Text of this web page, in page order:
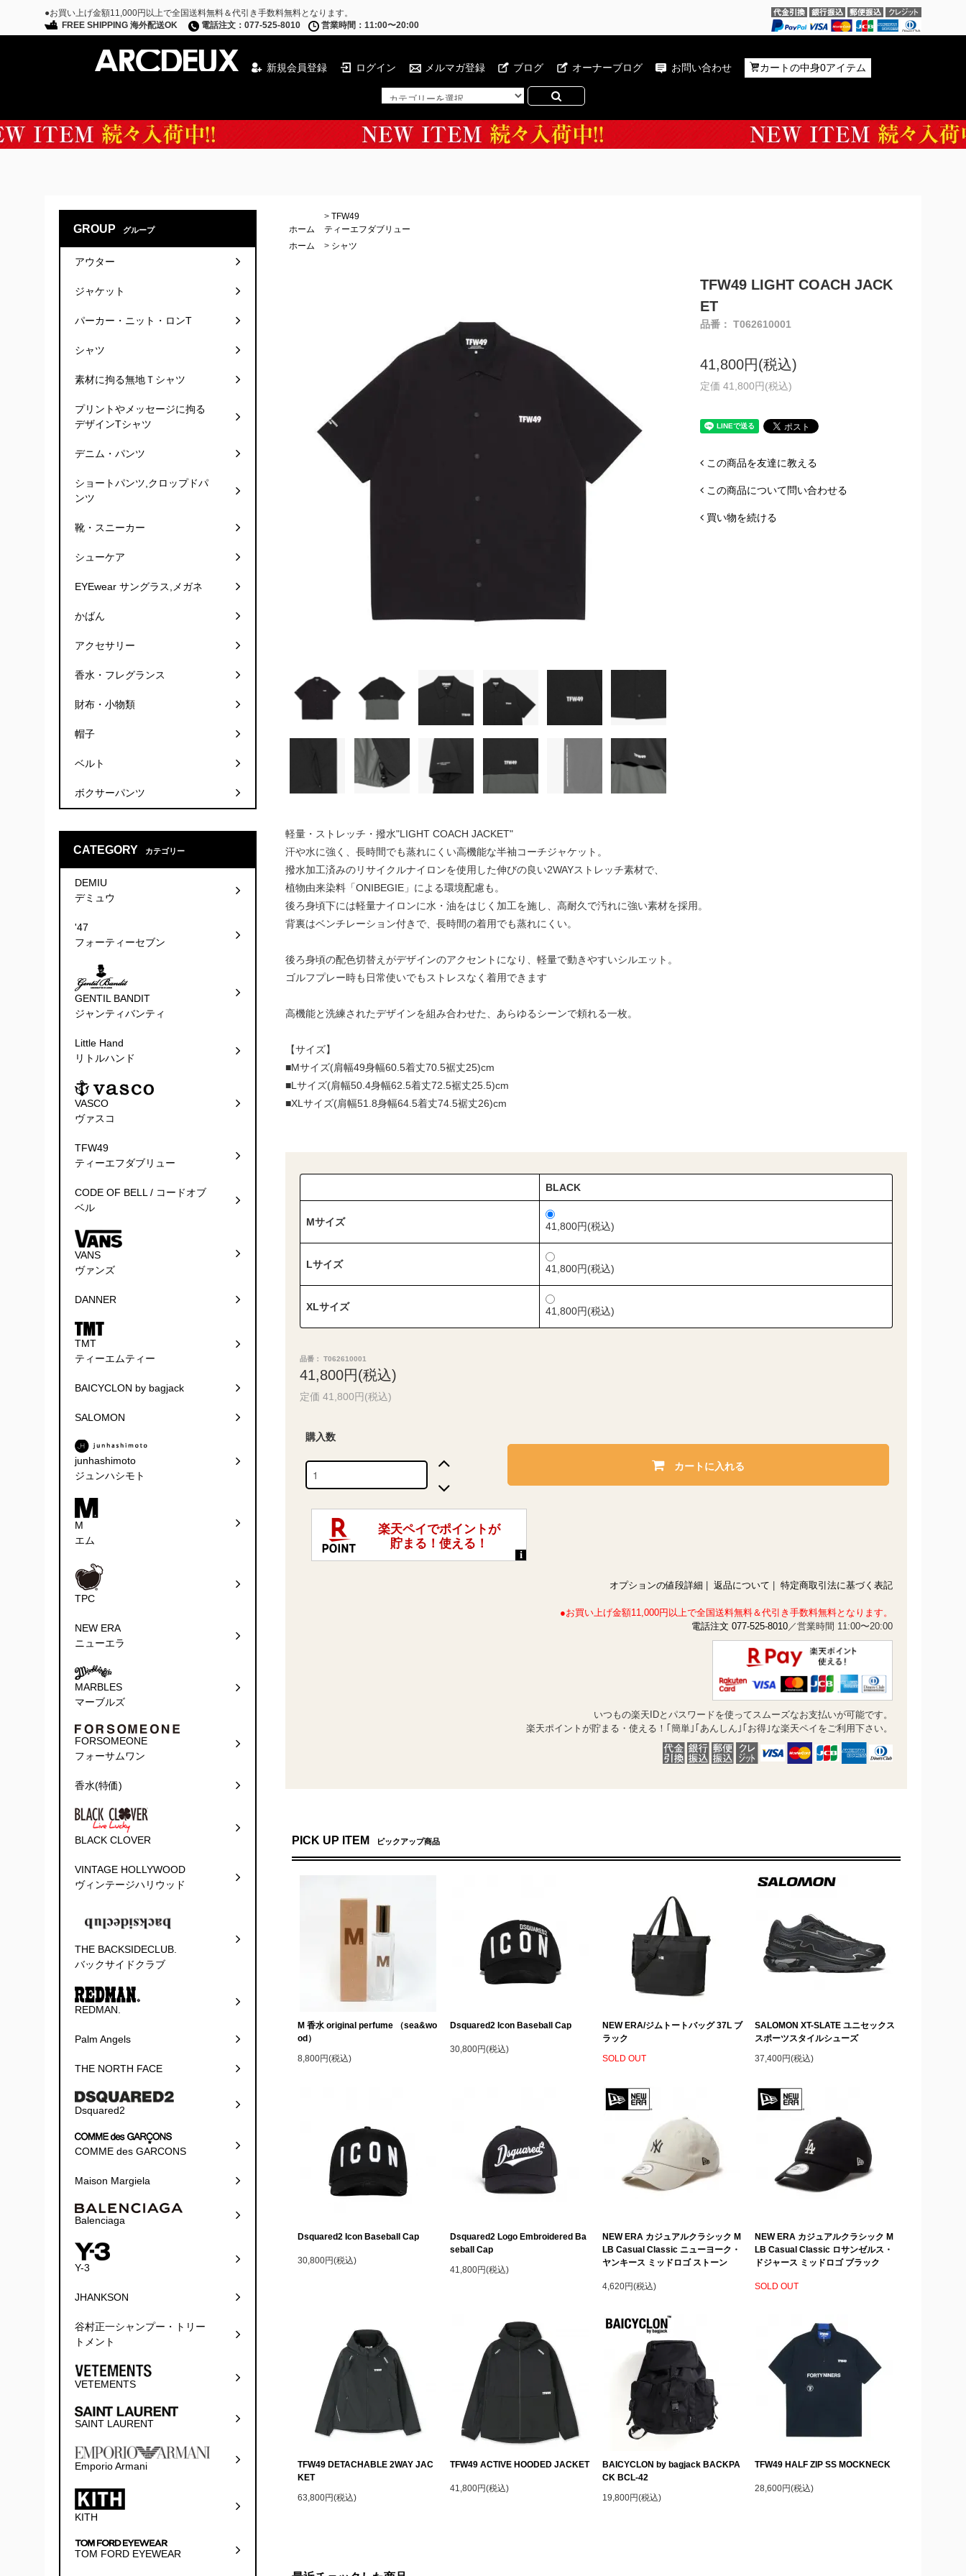
●お買い上げ金額11,000円以上で全国送料無料＆代引き手数料無料となります。
FREE SHIPPING 海外配送OK
電話注文：077-525-8010 営業時間：11:00〜20:00
新規会員登録 ログイン メルマガ登録 ブログ オーナーブログ お問い合わせ カートの中身0アイテム
ホーム
> TFW49
ティーエフダブリュー
ホーム
> シャツ
TFW49 LIGHT COACH JACK
ET
品番： T062610001
41,800円(税込)
定価 41,800円(税込)
この商品を友達に教える
この商品について問い合わせる
買い物を続ける
軽量・ストレッチ・撥水"LIGHT COACH JACKET"
汗や水に強く、長時間でも蒸れにくい高機能な半袖コーチジャケット。
撥水加工済みのリサイクルナイロンを使用した伸びの良い2WAYストレッチ素材で、
植物由来染料「ONIBEGIE」による環境配慮も。
後ろ身頃下には軽量ナイロンに水・油をはじく加工を施し、高耐久で汚れに強い素材を採用。
背裏はベンチレーション付きで、長時間の着用でも蒸れにくい。
後ろ身頃の配色切替えがデザインのアクセントになり、軽量で動きやすいシルエット。
ゴルフプレー時も日常使いでもストレスなく着用できます
高機能と洗練されたデザインを組み合わせた、あらゆるシーンで頼れる一枚。
【サイズ】
■Mサイズ(肩幅49身幅60.5着丈70.5裾丈25)cm
■Lサイズ(肩幅50.4身幅62.5着丈72.5裾丈25.5)cm
■XLサイズ(肩幅51.8身幅64.5着丈74.5裾丈26)cm
BLACK
Mサイズ 41,800円(税込)
Lサイズ 41,800円(税込)
XLサイズ 41,800円(税込)
品番： T062610001
41,800円(税込)
定価 41,800円(税込)
購入数
カートに入れる
オプションの値段詳細 | 返品について | 特定商取引法に基づく表記
●お買い上げ金額11,000円以上で全国送料無料＆代引き手数料無料となります。
電話注文 077-525-8010 ／営業時間 11:00〜20:00
いつもの楽天IDとパスワードを使ってスムーズなお支払いが可能です。
楽天ポイントが貯まる・使える！｢簡単｣｢あんしん｣｢お得｣な楽天ペイをご利用下さい。
PICK UP ITEM ピックアップ商品
M 香水 original perfume （sea&wo
od）
8,800円(税込)
Dsquared2 Icon Baseball Cap
30,800円(税込)
NEW ERA/ジムトートバッグ 37L ブ
ラック
SOLD OUT
SALOMON XT-SLATE ユニセックス
スポーツスタイルシューズ
37,400円(税込)
Dsquared2 Icon Baseball Cap
30,800円(税込)
Dsquared2 Logo Embroidered Ba
seball Cap
41,800円(税込)
NEW ERA カジュアルクラシック M
LB Casual Classic ニューヨーク・
ヤンキース ミッドロゴ ストーン
4,620円(税込)
NEW ERA カジュアルクラシック M
LB Casual Classic ロサンゼルス・
ドジャース ミッドロゴ ブラック
SOLD OUT
TFW49 DETACHABLE 2WAY JAC
KET
63,800円(税込)
TFW49 ACTIVE HOODED JACKET
41,800円(税込)
BAICYCLON by bagjack BACKPA
CK BCL-42
19,800円(税込)
TFW49 HALF ZIP SS MOCKNECK
28,600円(税込)
GROUP グループ
アウター
ジャケット
パーカー・ニット・ロンT
シャツ
素材に拘る無地Ｔシャツ
プリントやメッセージに拘る
デザインTシャツ
デニム・パンツ
ショートパンツ,クロップドパ
ンツ
靴・スニーカー
シューケア
EYEwear サングラス,メガネ
かばん
アクセサリー
香水・フレグランス
財布・小物類
帽子
ベルト
ボクサーパンツ
CATEGORY カテゴリー
DEMIU
デミュウ
'47
フォーティーセブン
GENTIL BANDIT
ジャンティバンティ
Little Hand
リトルハンド
VASCO
ヴァスコ
TFW49
ティーエフダブリュー
CODE OF BELL / コードオブ
ベル
VANS
ヴァンズ
DANNER
TMT
ティーエムティー
BAICYCLON by bagjack
SALOMON
junhashimoto
ジュンハシモト
M
エム
TPC
NEW ERA
ニューエラ
MARBLES
マーブルズ
FORSOMEONE
フォーサムワン
香水(特価)
BLACK CLOVER
VINTAGE HOLLYWOOD
ヴィンテージハリウッド
THE BACKSIDECLUB.
バックサイドクラブ
REDMAN.
Palm Angels
THE NORTH FACE
Dsquared2
COMME des GARCONS
Maison Margiela
Balenciaga
Y-3
JHANKSON
谷村正一シャンプー・トリー
トメント
VETEMENTS
SAINT LAURENT
Emporio Armani
KITH
TOM FORD EYEWEAR